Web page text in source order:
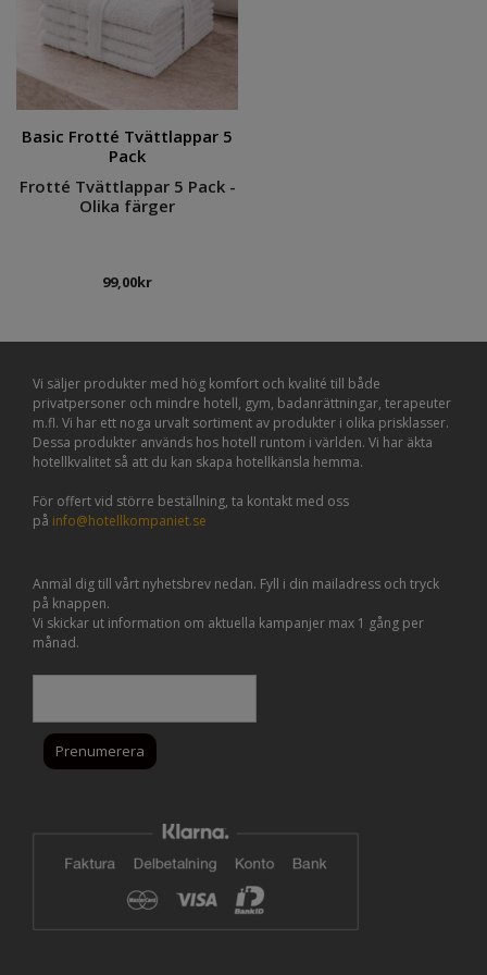
Basic Frotté Tvättlappar 5
Pack
Frotté Tvättlappar 5 Pack -
Olika färger
99,00kr
Vi säljer produkter med hög komfort och kvalité till både
privatpersoner och mindre hotell, gym, badanrättningar, terapeuter
m.fl. Vi har ett noga urvalt sortiment av produkter i olika prisklasser.
Dessa produkter används hos hotell runtom i världen. Vi har äkta
hotellkvalitet så att du kan skapa hotellkänsla hemma.
För offert vid större beställning, ta kontakt med oss
på info@hotellkompaniet.se
Anmäl dig till vårt nyhetsbrev nedan. Fyll i din mailadress och tryck
på knappen.
Vi skickar ut information om aktuella kampanjer max 1 gång per
månad.